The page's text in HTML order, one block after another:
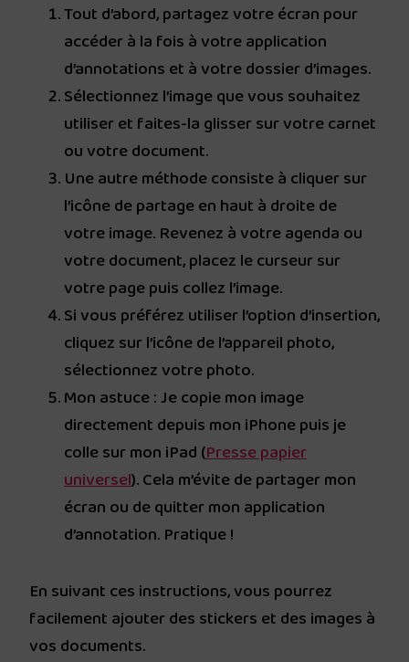
Tout d’abord, partagez votre écran pour
accéder à la fois à votre application
d’annotations et à votre dossier d’images.
Sélectionnez l’image que vous souhaitez
utiliser et faites-la glisser sur votre carnet
ou votre document.
Une autre méthode consiste à cliquer sur
l’icône de partage en haut à droite de
votre image. Revenez à votre agenda ou
votre document, placez le curseur sur
votre page puis collez l’image.
Si vous préférez utiliser l’option d’insertion,
cliquez sur l’icône de l’appareil photo,
sélectionnez votre photo.
Mon astuce : Je copie mon image
directement depuis mon iPhone puis je
colle sur mon iPad (Presse papier
universel). Cela m’évite de partager mon
écran ou de quitter mon application
d’annotation. Pratique !
En suivant ces instructions, vous pourrez
facilement ajouter des stickers et des images à
vos documents.